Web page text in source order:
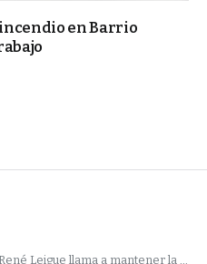
en Barrio
a mantener la esperanza y unidad ante la crisis en Bolivia